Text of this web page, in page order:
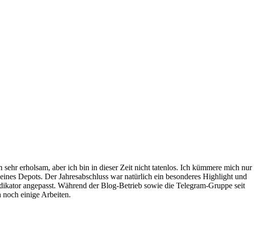
erholsam, aber ich bin in dieser Zeit nicht tatenlos. Ich kümmere mich nur
Depots. Der Jahresabschluss war natürlich ein besonderes Highlight und
angepasst. Während der Blog-Betrieb sowie die Telegram-Gruppe seit
noch einige Arbeiten.